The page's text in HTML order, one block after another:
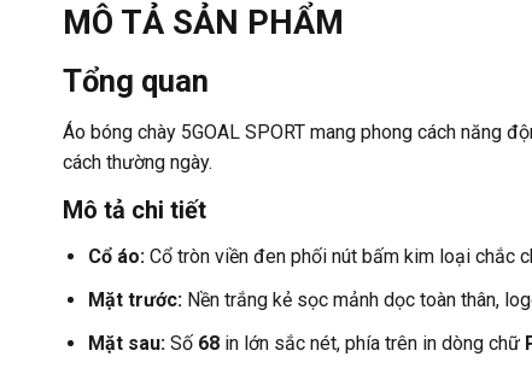
MÔ TẢ SẢN PHẨM
Tổng quan
Áo bóng chày 5GOAL SPORT mang phong cách năng
cách thường ngày.
Mô tả chi tiết
Cổ áo:Cổ tròn viền đen phối nút bấm kim loại chắc
Mặt trước:Nền trắng kẻ sọc mảnh dọc toàn thân,
Mặt sau:Số 68in lớn sắc nét, phía trên in dòng chữ